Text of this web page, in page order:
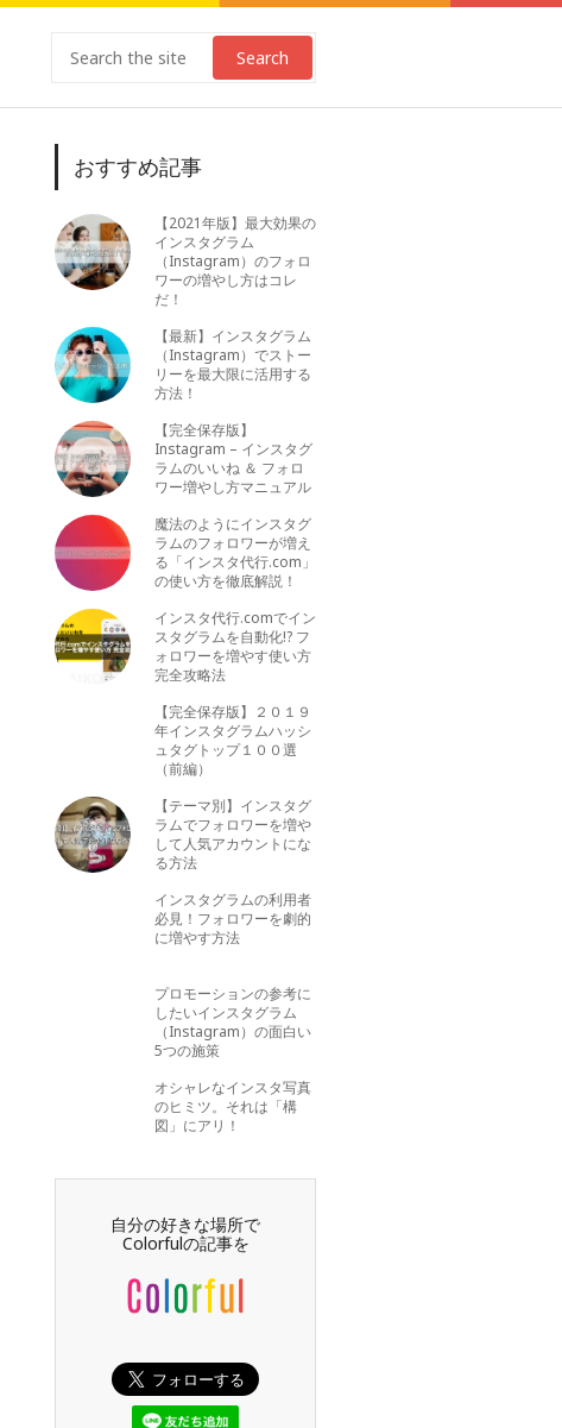
Search
おすすめ記事
【2021年版】最大効果の
インスタグラム
（Instagram）のフォロ
ワーの増やし方はコレ
だ！
【最新】インスタグラム
（Instagram）でストー
リーを最大限に活用する
方法！
【完全保存版】
Instagram – インスタグ
ラムのいいね ＆ フォロ
ワー増やし方マニュアル
魔法のようにインスタグ
ラムのフォロワーが増え
る「インスタ代行.com」
の使い方を徹底解説！
インスタ代行.comでイン
スタグラムを自動化!? フ
ォロワーを増やす使い方
完全攻略法
【完全保存版】２０１９
年インスタグラムハッシ
ュタグトップ１００選
（前編）
【テーマ別】インスタグ
ラムでフォロワーを増や
して人気アカウントにな
る方法
インスタグラムの利用者
必見！フォロワーを劇的
に増やす方法
プロモーションの参考に
したいインスタグラム
（Instagram）の面白い
5つの施策
オシャレなインスタ写真
のヒミツ。それは「構
図」にアリ！
自分の好きな場所で
Colorfulの記事を